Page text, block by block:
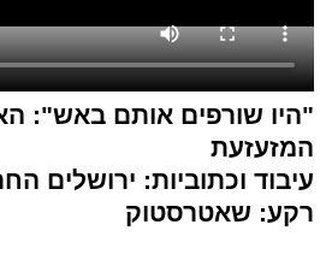
"היו שורפים אותם באש":
המזעזעת
עיבוד וכתוביות: ירושלים
רקע: שאטרסטוק